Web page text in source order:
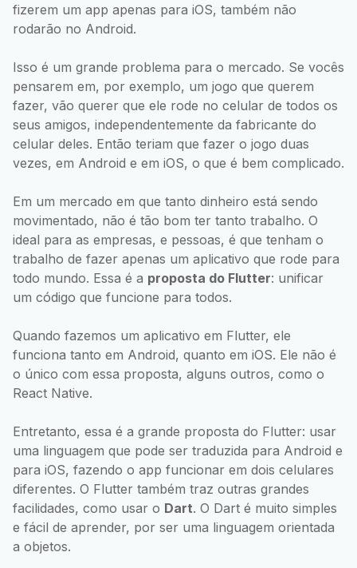
fizerem um app apenas para iOS, também não
rodarão no Android.
Isso é um grande problema para o mercado. Se vocês
pensarem em, por exemplo, um jogo que querem
fazer, vão querer que ele rode no celular de todos os
seus amigos, independentemente da fabricante do
celular deles. Então teriam que fazer o jogo duas
vezes, em Android e em iOS, o que é bem complicado.
Em um mercado em que tanto dinheiro está sendo
movimentado, não é tão bom ter tanto trabalho. O
ideal para as empresas, e pessoas, é que tenham o
trabalho de fazer apenas um aplicativo que rode para
todo mundo. Essa é a proposta do Flutter: unificar
um código que funcione para todos.
Quando fazemos um aplicativo em Flutter, ele
funciona tanto em Android, quanto em iOS. Ele não é
o único com essa proposta, alguns outros, como o
React Native.
Entretanto, essa é a grande proposta do Flutter: usar
uma linguagem que pode ser traduzida para Android e
para iOS, fazendo o app funcionar em dois celulares
diferentes. O Flutter também traz outras grandes
facilidades, como usar o Dart. O Dart é muito simples
e fácil de aprender, por ser uma linguagem orientada
a objetos.